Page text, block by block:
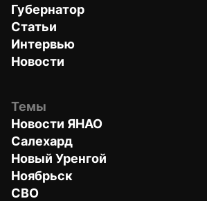
Губернатор
Статьи
Интервью
Новости
Темы
Новости ЯНАО
Салехард
Новый Уренгой
Ноябрьск
СВО